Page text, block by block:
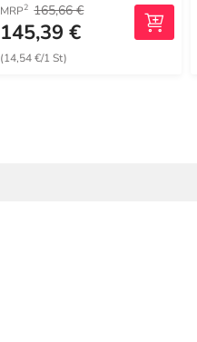
MRP2 165,66 €
145,39 €
(14,54 €/1 St)